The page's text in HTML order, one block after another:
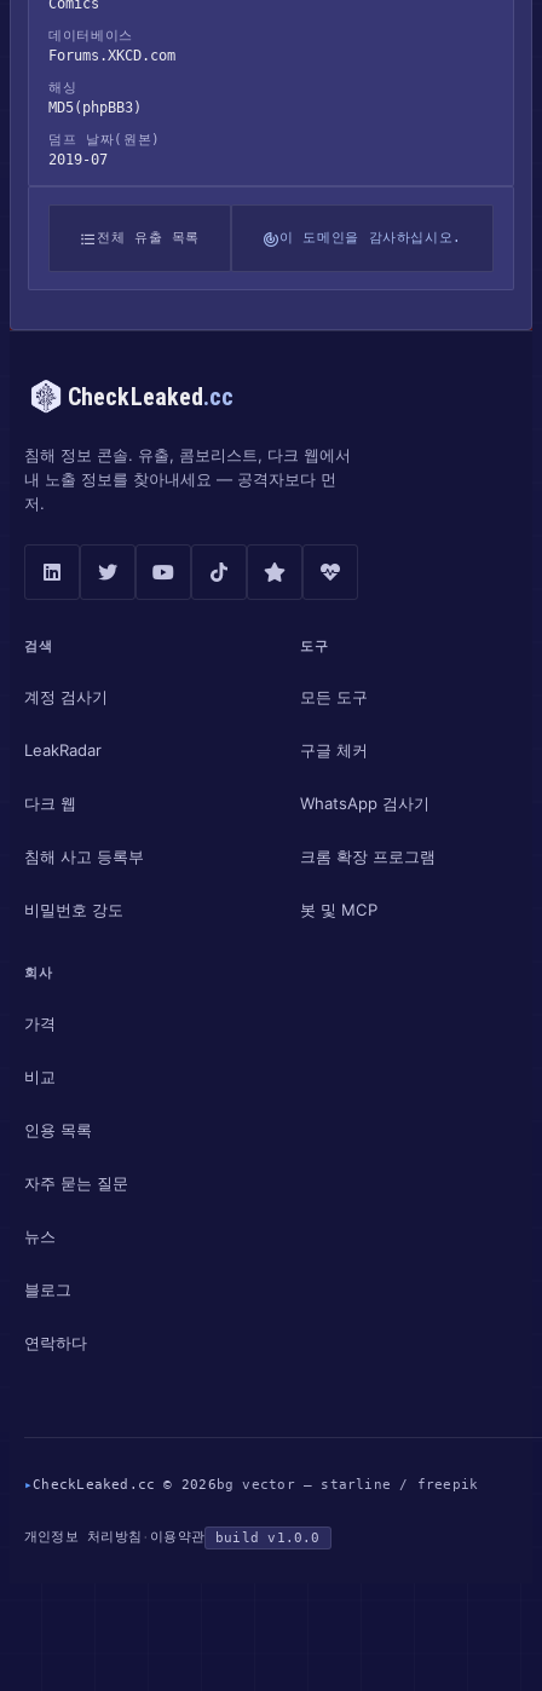
Comics
데이터베이스
Forums.XKCD.com
해싱
MD5(phpBB3)
덤프 날짜(원본)
2019-07
전체 유출 목록 이 도메인을 감사하십시오.
CheckLeaked.cc
침해 정보 콘솔. 유출, 콤보리스트, 다크 웹에서
내 노출 정보를 찾아내세요 — 공격자보다 먼
저.
검색
계정 검사기
LeakRadar
다크 웹
침해 사고 등록부
비밀번호 강도
도구
모든 도구
구글 체커
WhatsApp 검사기
크롬 확장 프로그램
봇 및 MCP
회사
가격
비교
인용 목록
자주 묻는 질문
뉴스
블로그
연락하다
▸CheckLeaked.cc © 2026 bg vector — starline / freepik
개인정보 처리방침 · 이용약관 build v1.0.0